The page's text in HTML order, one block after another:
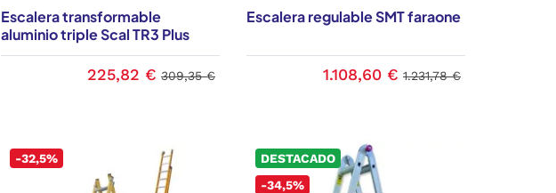
Escalera transformable
aluminio triple Scal TR3 Plus
225,82 € 309,35 €
Escalera regulable SMT faraone
1.108,60 € 1.231,78 €
-32,5%
DESTACADO
-34,5%